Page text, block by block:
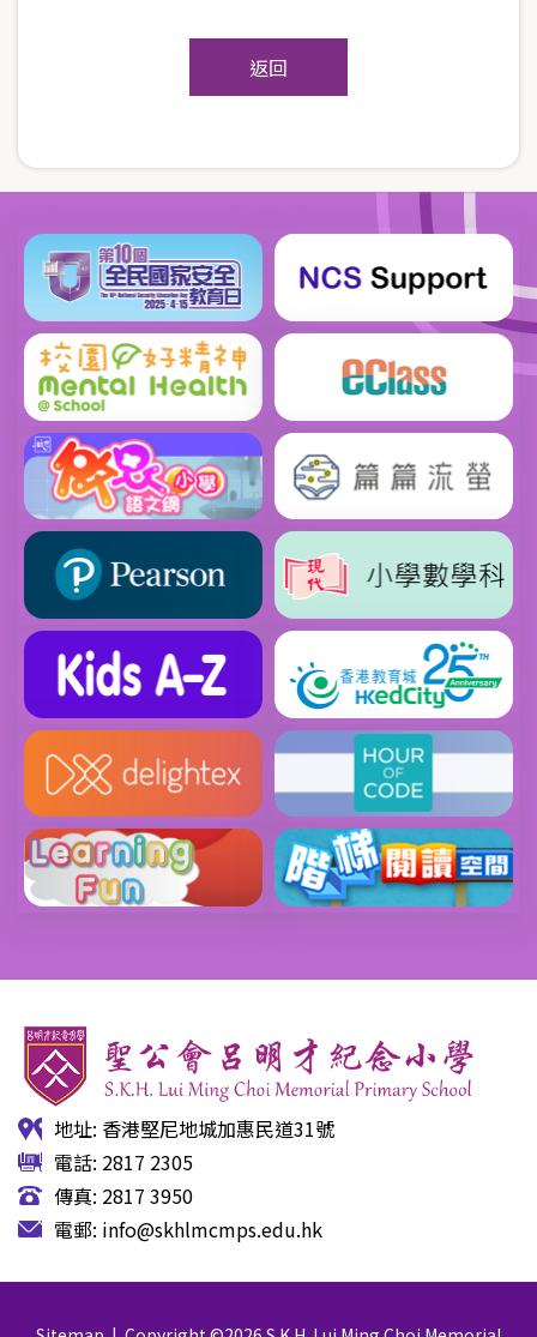
返回
地址: 香港堅尼地城加惠民道31號
電話: 2817 2305
傳真: 2817 3950
電郵: info@skhlmcmps.edu.hk